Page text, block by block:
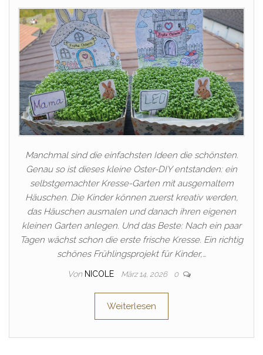
Manchmal sind die einfachsten Ideen die schönsten.
Genau so ist dieses kleine Oster-DIY entstanden: ein
selbstgemachter Kresse-Garten mit ausgemaltem
Häuschen. Die Kinder können zuerst kreativ werden,
das Häuschen ausmalen und danach ihren eigenen
kleinen Garten anlegen. Und das Beste: Nach ein paar
Tagen wächst schon die erste frische Kresse. Ein richtig
schönes Frühlingsprojekt für Kinder,…
Von NICOLE März 14, 2026 0
Weiterlesen